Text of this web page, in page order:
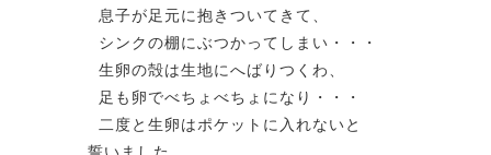
息子が足元に抱きついてきて、
シンクの棚にぶつかってしまい・・・
生卵の殻は生地にへばりつくわ、
足も卵でべちょべちょになり・・・
二度と生卵はポケットに入れないと